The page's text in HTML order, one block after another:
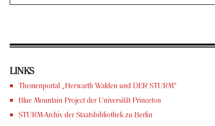
LINKS
The­men­por­tal „Her­warth Wal­den und DER STURM“
Blue Moun­tain Pro­ject der Uni­ver­si­tät Prince­ton
STURM-​Archiv der Staats­bi­blio­thek zu Ber­lin